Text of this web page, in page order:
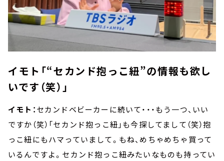
イモト「“セカンド抱っこ紐”の情報も欲し
いです（笑）」
イモト：セカンドベビーカーに続いて・・・もう一つ、いい
ですか（笑）「セカンド抱っこ紐」も今探してまして（笑）抱
っこ紐にもハマっていまして。もね、めちゃめちゃ買って
いるんですよ。セカンド抱っこ紐みたいなものも持ってい